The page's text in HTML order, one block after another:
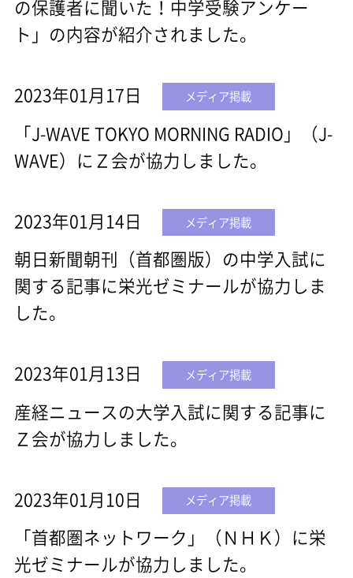
の保護者に聞いた！中学受験アンケー
ト」の内容が紹介されました。
2023年01月17日 メディア掲載
「J-WAVE TOKYO MORNING RADIO」（J-
WAVE）にＺ会が協力しました。
2023年01月14日 メディア掲載
朝日新聞朝刊（首都圏版）の中学入試に
関する記事に栄光ゼミナールが協力しま
した。
2023年01月13日 メディア掲載
産経ニュースの大学入試に関する記事に
Ｚ会が協力しました。
2023年01月10日 メディア掲載
「首都圏ネットワーク」（ＮＨＫ）に栄
光ゼミナールが協力しました。